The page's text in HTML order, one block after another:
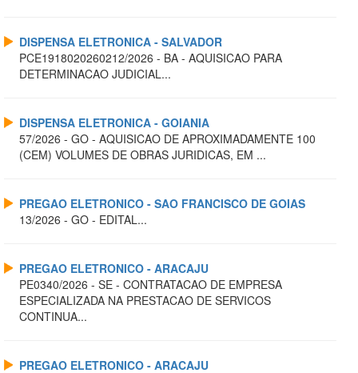
DISPENSA ELETRONICA - SALVADOR
PCE1918020260212/2026 - BA - AQUISICAO PARA
DETERMINACAO JUDICIAL...
DISPENSA ELETRONICA - GOIANIA
57/2026 - GO - AQUISICAO DE APROXIMADAMENTE 100
(CEM) VOLUMES DE OBRAS JURIDICAS, EM ...
PREGAO ELETRONICO - SAO FRANCISCO DE GOIAS
13/2026 - GO - EDITAL...
PREGAO ELETRONICO - ARACAJU
PE0340/2026 - SE - CONTRATACAO DE EMPRESA
ESPECIALIZADA NA PRESTACAO DE SERVICOS
CONTINUA...
PREGAO ELETRONICO - ARACAJU